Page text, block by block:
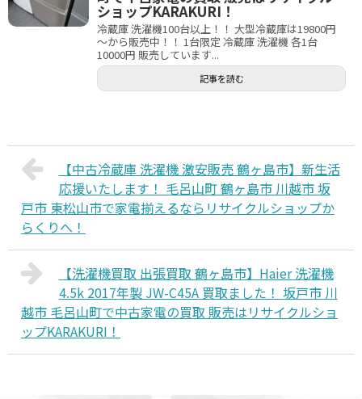
ショップKARAKURI！
冷蔵庫 洗濯機100台以上！！ 大型冷蔵庫は19800円
～から販売中！！ 1台限定 冷蔵庫 洗濯機 各1台
10000円 販売しています...
記事を読む
【中古冷蔵庫 洗濯機 激安販売 鶴ヶ島市】新生活
応援いたします！ 毛呂山町 鶴ヶ島市 川越市 坂
戸市 東松山市で家電揃えるならリサイクルショップか
らくりへ！
【洗濯機買取 出張買取 鶴ヶ島市】Haier 洗濯機
4.5k 2017年製 JW-C45A 買取ました！ 坂戸市 川
越市 毛呂山町で中古家電の買取 販売はリサイクルショ
ップKARAKURI！